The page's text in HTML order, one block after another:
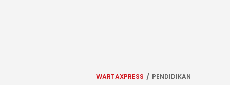
WARTAXPRESS PENDIDIKAN